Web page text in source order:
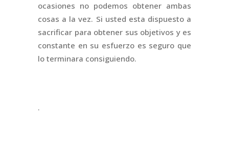
ocasiones no podemos obtener ambas
cosas a la vez. Si usted esta dispuesto a
sacrificar para obtener sus objetivos y es
constante en su esfuerzo es seguro que
lo terminara consiguiendo.
.